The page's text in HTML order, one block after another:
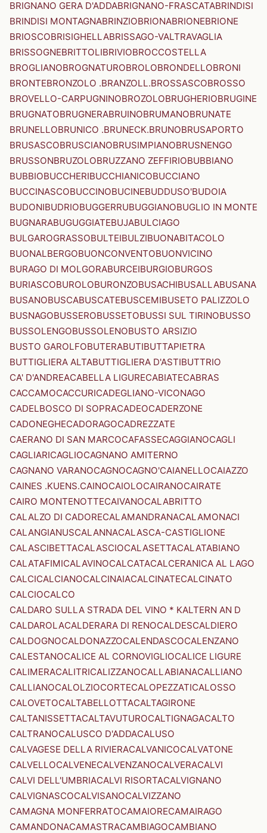
BRIGNANO GERA D'ADDABRIGNANO-FRASCATABRINDISI
BRINDISI MONTAGNABRINZIOBRIONABRIONEBRIONE
BRIOSCOBRISIGHELLABRISSAGO-VALTRAVAGLIA
BRISSOGNEBRITTOLIBRIVIOBROCCOSTELLA
BROGLIANOBROGNATUROBROLOBRONDELLOBRONI
BRONTEBRONZOLO .BRANZOLL.BROSSASCOBROSSO
BROVELLO-CARPUGNINOBROZOLOBRUGHERIOBRUGINE
BRUGNATOBRUGNERABRUINOBRUMANOBRUNATE
BRUNELLOBRUNICO .BRUNECK.BRUNOBRUSAPORTO
BRUSASCOBRUSCIANOBRUSIMPIANOBRUSNENGO
BRUSSONBRUZOLOBRUZZANO ZEFFIRIOBUBBIANO
BUBBIOBUCCHERIBUCCHIANICOBUCCIANO
BUCCINASCOBUCCINOBUCINEBUDDUSO'BUDOIA
BUDONIBUDRIOBUGGERRUBUGGIANOBUGLIO IN MONTE
BUGNARABUGUGGIATEBUJABULCIAGO
BULGAROGRASSOBULTEIBULZIBUONABITACOLO
BUONALBERGOBUONCONVENTOBUONVICINO
BURAGO DI MOLGORABURCEIBURGIOBURGOS
BURIASCOBUROLOBURONZOBUSACHIBUSALLABUSANA
BUSANOBUSCABUSCATEBUSCEMIBUSETO PALIZZOLO
BUSNAGOBUSSEROBUSSETOBUSSI SUL TIRINOBUSSO
BUSSOLENGOBUSSOLENOBUSTO ARSIZIO
BUSTO GAROLFOBUTERABUTIBUTTAPIETRA
BUTTIGLIERA ALTABUTTIGLIERA D'ASTIBUTTRIO
CA' D'ANDREACABELLA LIGURECABIATECABRAS
CACCAMOCACCURICADEGLIANO-VICONAGO
CADELBOSCO DI SOPRACADEOCADERZONE
CADONEGHECADORAGOCADREZZATE
CAERANO DI SAN MARCOCAFASSECAGGIANOCAGLI
CAGLIARICAGLIOCAGNANO AMITERNO
CAGNANO VARANOCAGNOCAGNO'CAIANELLOCAIAZZO
CAINES .KUENS.CAINOCAIOLOCAIRANOCAIRATE
CAIRO MONTENOTTECAIVANOCALABRITTO
CALALZO DI CADORECALAMANDRANACALAMONACI
CALANGIANUSCALANNACALASCA-CASTIGLIONE
CALASCIBETTACALASCIOCALASETTACALATABIANO
CALATAFIMICALAVINOCALCATACALCERANICA AL LAGO
CALCICALCIANOCALCINAIACALCINATECALCINATO
CALCIOCALCO
CALDARO SULLA STRADA DEL VINO * KALTERN AN D
CALDAROLACALDERARA DI RENOCALDESCALDIERO
CALDOGNOCALDONAZZOCALENDASCOCALENZANO
CALESTANOCALICE AL CORNOVIGLIOCALICE LIGURE
CALIMERACALITRICALIZZANOCALLABIANACALLIANO
CALLIANOCALOLZIOCORTECALOPEZZATICALOSSO
CALOVETOCALTABELLOTTACALTAGIRONE
CALTANISSETTACALTAVUTUROCALTIGNAGACALTO
CALTRANOCALUSCO D'ADDACALUSO
CALVAGESE DELLA RIVIERACALVANICOCALVATONE
CALVELLOCALVENECALVENZANOCALVERACALVI
CALVI DELL'UMBRIACALVI RISORTACALVIGNANO
CALVIGNASCOCALVISANOCALVIZZANO
CAMAGNA MONFERRATOCAMAIORECAMAIRAGO
CAMANDONACAMASTRACAMBIAGOCAMBIANO